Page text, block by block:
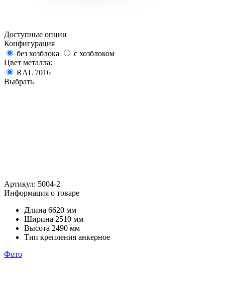
Доступные опции
Конфигурация
без хозблока
с хозблоком
Цвет металла:
RAL 7016
Выбрать
Артикул: 5004-2
Информация о товаре
Длина 6620 мм
Ширина 2510 мм
Высота 2490 мм
Тип крепления анкерное
Фото